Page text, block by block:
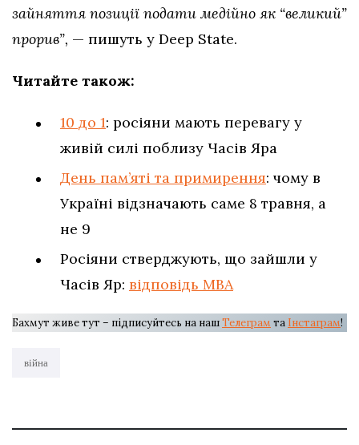
зайняття позиції подати медійно як “великий”
прорив”, — пишуть у Deep State.
Читайте також:
10 до 1: росіяни мають перевагу у
живій силі поблизу Часів Яра
День пам’яті та примирення: чому в
Україні відзначають саме 8 травня, а
не 9
Росіяни стверджують, що зайшли у
Часів Яр: відповідь МВА
Бахмут живе тут – підписуйтесь на нашТелеграм та Інстаграм!
війна